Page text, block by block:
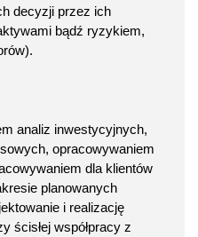
decyzji przez ich
bądź ryzykiem,
analiz inwestycyjnych,
opracowywaniem
dla klientów
planowanych
i realizację
ścisłej współpracy z